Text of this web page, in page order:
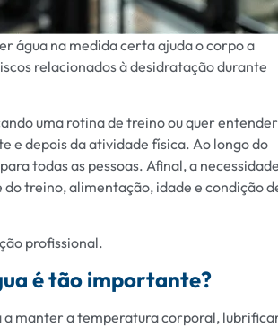
água na medida certa ajuda o corpo a
relacionados à desidratação durante
uma rotina de treino ou quer
e depois da atividade física. Ao longo do
todas as pessoas. Afinal, a
treino, alimentação, idade e condição
profissional.
é tão importante?
a manter a temperatura corporal,